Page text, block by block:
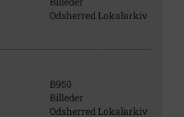
Odsherred Lokalarkiv
B950
Billeder
Odsherred Lokalarkiv